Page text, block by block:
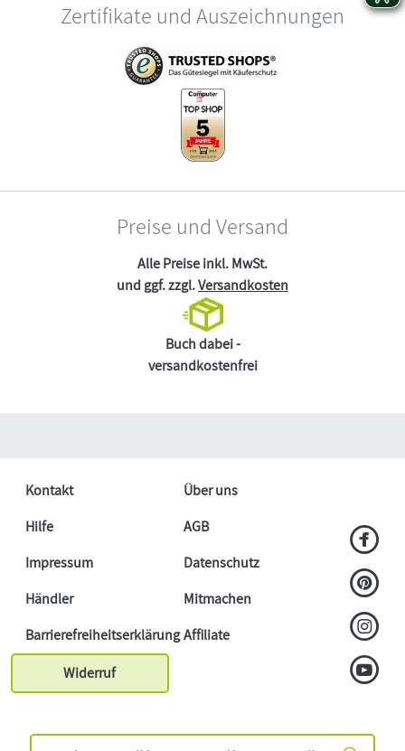
Zertifikate und Auszeichnungen
Preise und Versand
Alle Preise inkl. MwSt.
und ggf. zzgl.Versandkosten
Buch dabei -
versandkostenfrei
Kontakt
Über uns
Hilfe
AGB
Impressum
Datenschutz
Händler
Mitmachen
BarrierefreiheitserklärungAffiliate
Widerruf